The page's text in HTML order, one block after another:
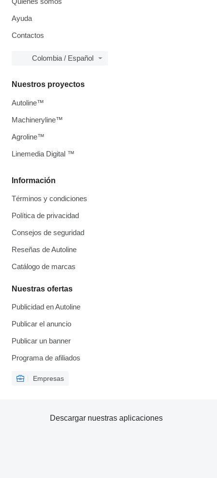
Ayuda
Contactos
Colombia / Español
Información
Términos y condiciones
Política de privacidad
Consejos de seguridad
Reseñas de Autoline
Catálogo de marcas
Nuestras ofertas
Publicidad en Autoline
Publicar el anuncio
Publicar un banner
Programa de afiliados
Empresas
Nuestros proyectos
Autoline™
Machineryline™
Agroline™
Linemedia Digital ™
Descargar nuestras aplicaciones